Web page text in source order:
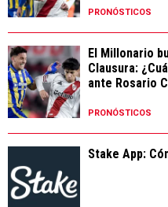
PRONÓSTICOS
El Millonario
Clausura:
ante Rosario
PRONÓSTICOS
Stake App: